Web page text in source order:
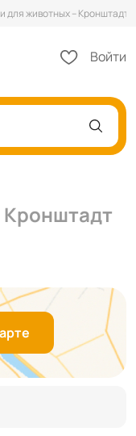
для животных – Кронштадт
Войти